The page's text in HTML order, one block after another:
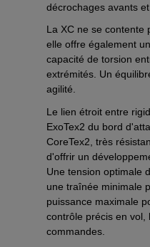
décrochages avants
La XC ne se contente
elle offre également
capacité de torsion
extrémités. Un
agilité.
Le lien étroit entre
ExoTex2 du bord
CoreTex2, très
d'offrir un
Une tension optimale
une traînée minimale
puissance maximale
contrôle précis en vol,
commandes.